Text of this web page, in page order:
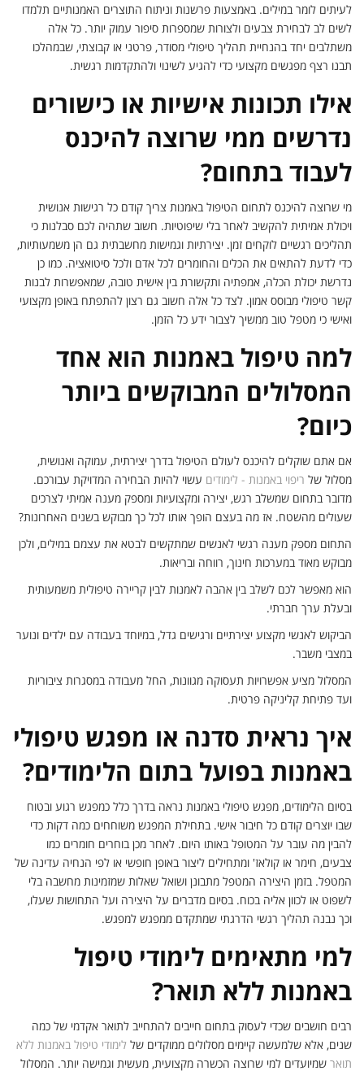
לעיתים לומר במילים. באמצעות פרשנות וניתוח התוצרים האמנותיים תלמדו
לשים לב לבחירת צבעים ולצורות שמספרות סיפור עמוק יותר. כל אלה
משתלבים יחד בהנחיית תהליך טיפולי מסודר, פרטני או קבוצתי, שבמהלכו
תבנו רצף מפגשים מקצועי כדי להגיע לשינוי ולהתקדמות רגשית.
אילו תכונות אישיות או כישורים
נדרשים ממי שרוצה להיכנס
לעבוד בתחום?
מי שרוצה להיכנס לתחום הטיפול באמנות צריך קודם כל רגישות אנושית
ויכולת אמיתית להקשיב לאחר בלי שיפוטיות. חשוב שתהיה לכם סבלנות כי
תהליכים רגשיים לוקחים זמן. יצירתיות וגמישות מחשבתית גם הן משמעותיות,
כדי לדעת להתאים את הכלים והחומרים לכל אדם ולכל סיטואציה. כמו כן
נדרשת יכולת הכלה, אמפתיה ותקשורת בין אישית טובה, שמאפשרות לבנות
קשר טיפולי מבוסס אמון. לצד כל אלה חשוב גם רצון להתפתח באופן מקצועי
ואישי כי מטפל טוב ממשיך לצבור ידע כל הזמן.
למה טיפול באמנות הוא אחד
המסלולים המבוקשים ביותר
כיום?
אם אתם שוקלים להיכנס לעולם הטיפול בדרך יצירתית, עמוקה ואנושית,
מסלול של ריפוי באמנות - לימודים עשוי להיות הבחירה המדויקת עבורכם.
מדובר בתחום שמשלב רגש, יצירה ומקצועיות ומספק מענה אמיתי לצרכים
שעולים מהשטח. אז מה בעצם הופך אותו לכל כך מבוקש בשנים האחרונות?
התחום מספק מענה רגשי לאנשים שמתקשים לבטא את עצמם במילים, ולכן
מבוקש מאוד במערכות חינוך, רווחה ובריאות.
הוא מאפשר לכם לשלב בין אהבה לאמנות לבין קריירה טיפולית משמעותית
ובעלת ערך חברתי.
הביקוש לאנשי מקצוע יצירתיים ורגישים גדל, במיוחד בעבודה עם ילדים ונוער
במצבי משבר.
המסלול מציע אפשרויות תעסוקה מגוונות, החל מעבודה במסגרות ציבוריות
ועד פתיחת קליניקה פרטית.
איך נראית סדנה או מפגש טיפולי
באמנות בפועל בתום הלימודים?
בסיום הלימודים, מפגש טיפולי באמנות נראה בדרך כלל כמפגש רגוע ובטוח
שבו יוצרים קודם כל חיבור אישי. בתחילת המפגש משוחחים כמה דקות כדי
להבין מה עובר על המטופל באותו היום. לאחר מכן בוחרים חומרים כמו
צבעים, חימר או קולאז' ומתחילים ליצור באופן חופשי או לפי הנחיה עדינה של
המטפל. בזמן היצירה המטפל מתבונן ושואל שאלות שמזמינות מחשבה בלי
לשפוט או לכוון אליה בכוח. בסיום מדברים על היצירה ועל התחושות שעלו,
וכך נבנה תהליך רגשי הדרגתי שמתקדם ממפגש למפגש.
למי מתאימים לימודי טיפול
באמנות ללא תואר?
רבים חושבים שכדי לעסוק בתחום חייבים להתחייב לתואר אקדמי של כמה
שנים, אלא שלמעשה קיימים מסלולים ממוקדים של לימודי טיפול באמנות ללא
תואר שמיועדים למי שרוצה הכשרה מקצועית, מעשית וגמישה יותר. המסלול